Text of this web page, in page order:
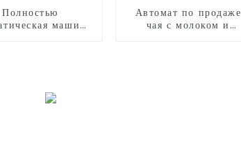
Полностью
машина
Автомат по продаже
чая с молоком и